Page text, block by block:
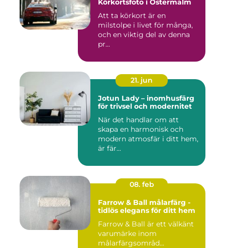
Körkortsfoto i Östermalm
Att ta körkort är en
milstolpe i livet för många,
och en viktig del av denna
pr...
21. jun
Jotun Lady – inomhusfärg
för trivsel och modernitet
När det handlar om att
skapa en harmonisk och
modern atmosfär i ditt hem,
är fär...
08. feb
Farrow & Ball målarfärg -
tidlös elegans för ditt hem
Farrow & Ball är ett välkänt
varumärke inom
målarfärgsområd...